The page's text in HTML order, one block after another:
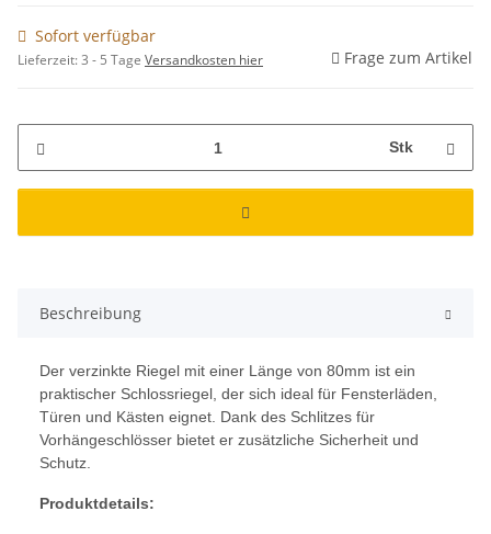
Sofort verfügbar
Lieferzeit:3 - 5 Tage Versandkosten hier Frage zum Artikel
Stk
Beschreibung
Der verzinkte Riegel mit einer Länge von 80mm ist ein
praktischer Schlossriegel, der sich ideal für Fensterläden,
Türen und Kästen eignet. Dank des Schlitzes für
Vorhängeschlösser bietet er zusätzliche Sicherheit und
Schutz.
Produktdetails: